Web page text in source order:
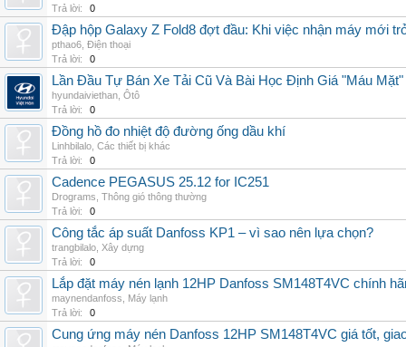
Trả lời:
0
Đập hộp Galaxy Z Fold8 đợt đầu: Khi việc nhận máy mới
pthao6 Điện thoại
Trả lời:
0
Lần Đầu Tự Bán Xe Tải Cũ Và Bài Học Định Giá "Máu
hyundaiviethan Ôtô
Trả lời:
0
Đồng hồ đo nhiệt độ đường ống dầu khí
Linhbilalo Các thiết bị khác
Trả lời:
0
Cadence PEGASUS 25.12 for IC251
Drograms Thông gió thông thường
Trả lời:
0
Công tắc áp suất Danfoss KP1 – vì sao nên lựa chọn?
trangbilalo Xây dựng
Trả lời:
0
Lắp đặt máy nén lạnh 12HP Danfoss SM148T4VC chính
maynendanfoss
Máy lạnh
Trả lời:
0
Cung ứng máy nén Danfoss 12HP SM148T4VC giá tốt,